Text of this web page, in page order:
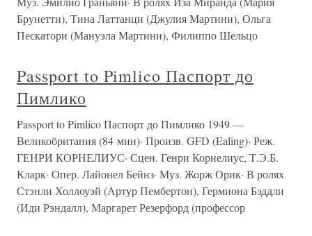
Брунетти), Тина Латтанци (Джулия Мартини), Ольга
Пескатори (Мануэла Мартини), Филиппо Шельцо
Passport to Pimlico Паспорт до
Пимлико
Passport to Pimlico Паспорт до Пимлико 1949 —
Великобритания (84 мин)· Произв. GFD (Ealing)· Реж.
ГЕНРИ КОРНЕЛИУС· Сцен. Генри Корнелиус, Т.Э.Б.
Кларк· Опер. Лайонел Бейнз· Муз. Жорж Орик· В ролях
Стэнли Холлоуэй (Артур Пембертон), Гермиона Бэддли
(Иди Рэндалл), Маргарет Резерфорд (профессор